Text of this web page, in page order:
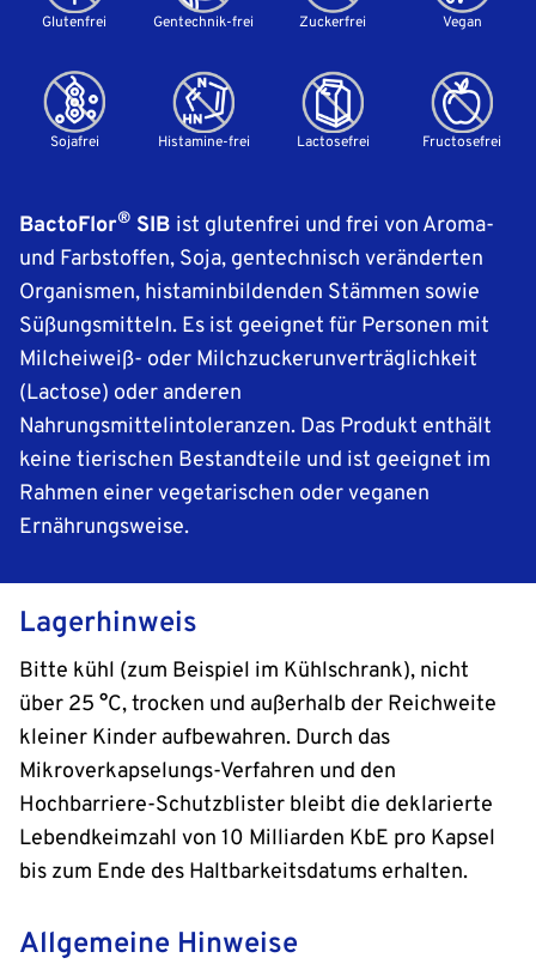
Glutenfrei Gentechnik-frei Zuckerfrei Vegan
Sojafrei Histamine-frei Lactosefrei Fructosefrei
BactoFlor® SIB ist glutenfrei und frei von Aroma-
und Farbstoffen, Soja, gentechnisch veränderten
Organismen, histaminbildenden Stämmen sowie
Süßungsmitteln. Es ist geeignet für Personen mit
Milcheiweiß- oder Milchzuckerunverträglichkeit
(Lactose) oder anderen
Nahrungsmittelintoleranzen. Das Produkt enthält
keine tierischen Bestandteile und ist geeignet im
Rahmen einer vegetarischen oder veganen
Ernährungsweise.
Lagerhinweis
Bitte kühl (zum Beispiel im Kühlschrank), nicht
über 25 °C, trocken und außerhalb der Reichweite
kleiner Kinder aufbewahren. Durch das
Mikroverkapselungs-Verfahren und den
Hochbarriere-Schutzblister bleibt die deklarierte
Lebendkeimzahl von 10 Milliarden KbE pro Kapsel
bis zum Ende des Haltbarkeitsdatums erhalten.
Allgemeine Hinweise